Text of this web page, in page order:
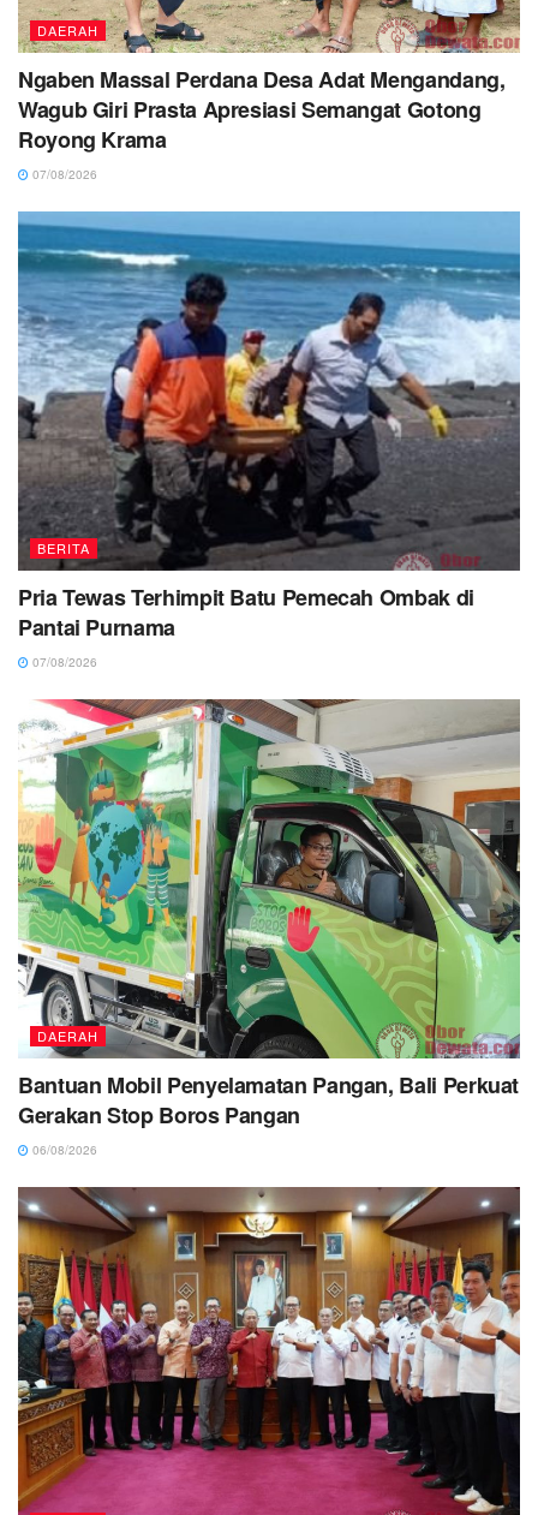
DAERAH
Ngaben Massal Perdana Desa Adat Mengandang,
Wagub Giri Prasta Apresiasi Semangat Gotong
Royong Krama
07/08/2026
BERITA
Pria Tewas Terhimpit Batu Pemecah Ombak di
Pantai Purnama
07/08/2026
DAERAH
Bantuan Mobil Penyelamatan Pangan, Bali Perkuat
Gerakan Stop Boros Pangan
06/08/2026